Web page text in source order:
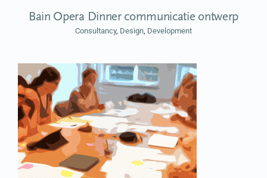
Bain Opera Dinner communicatie ontwerp
Consultancy, Design Development